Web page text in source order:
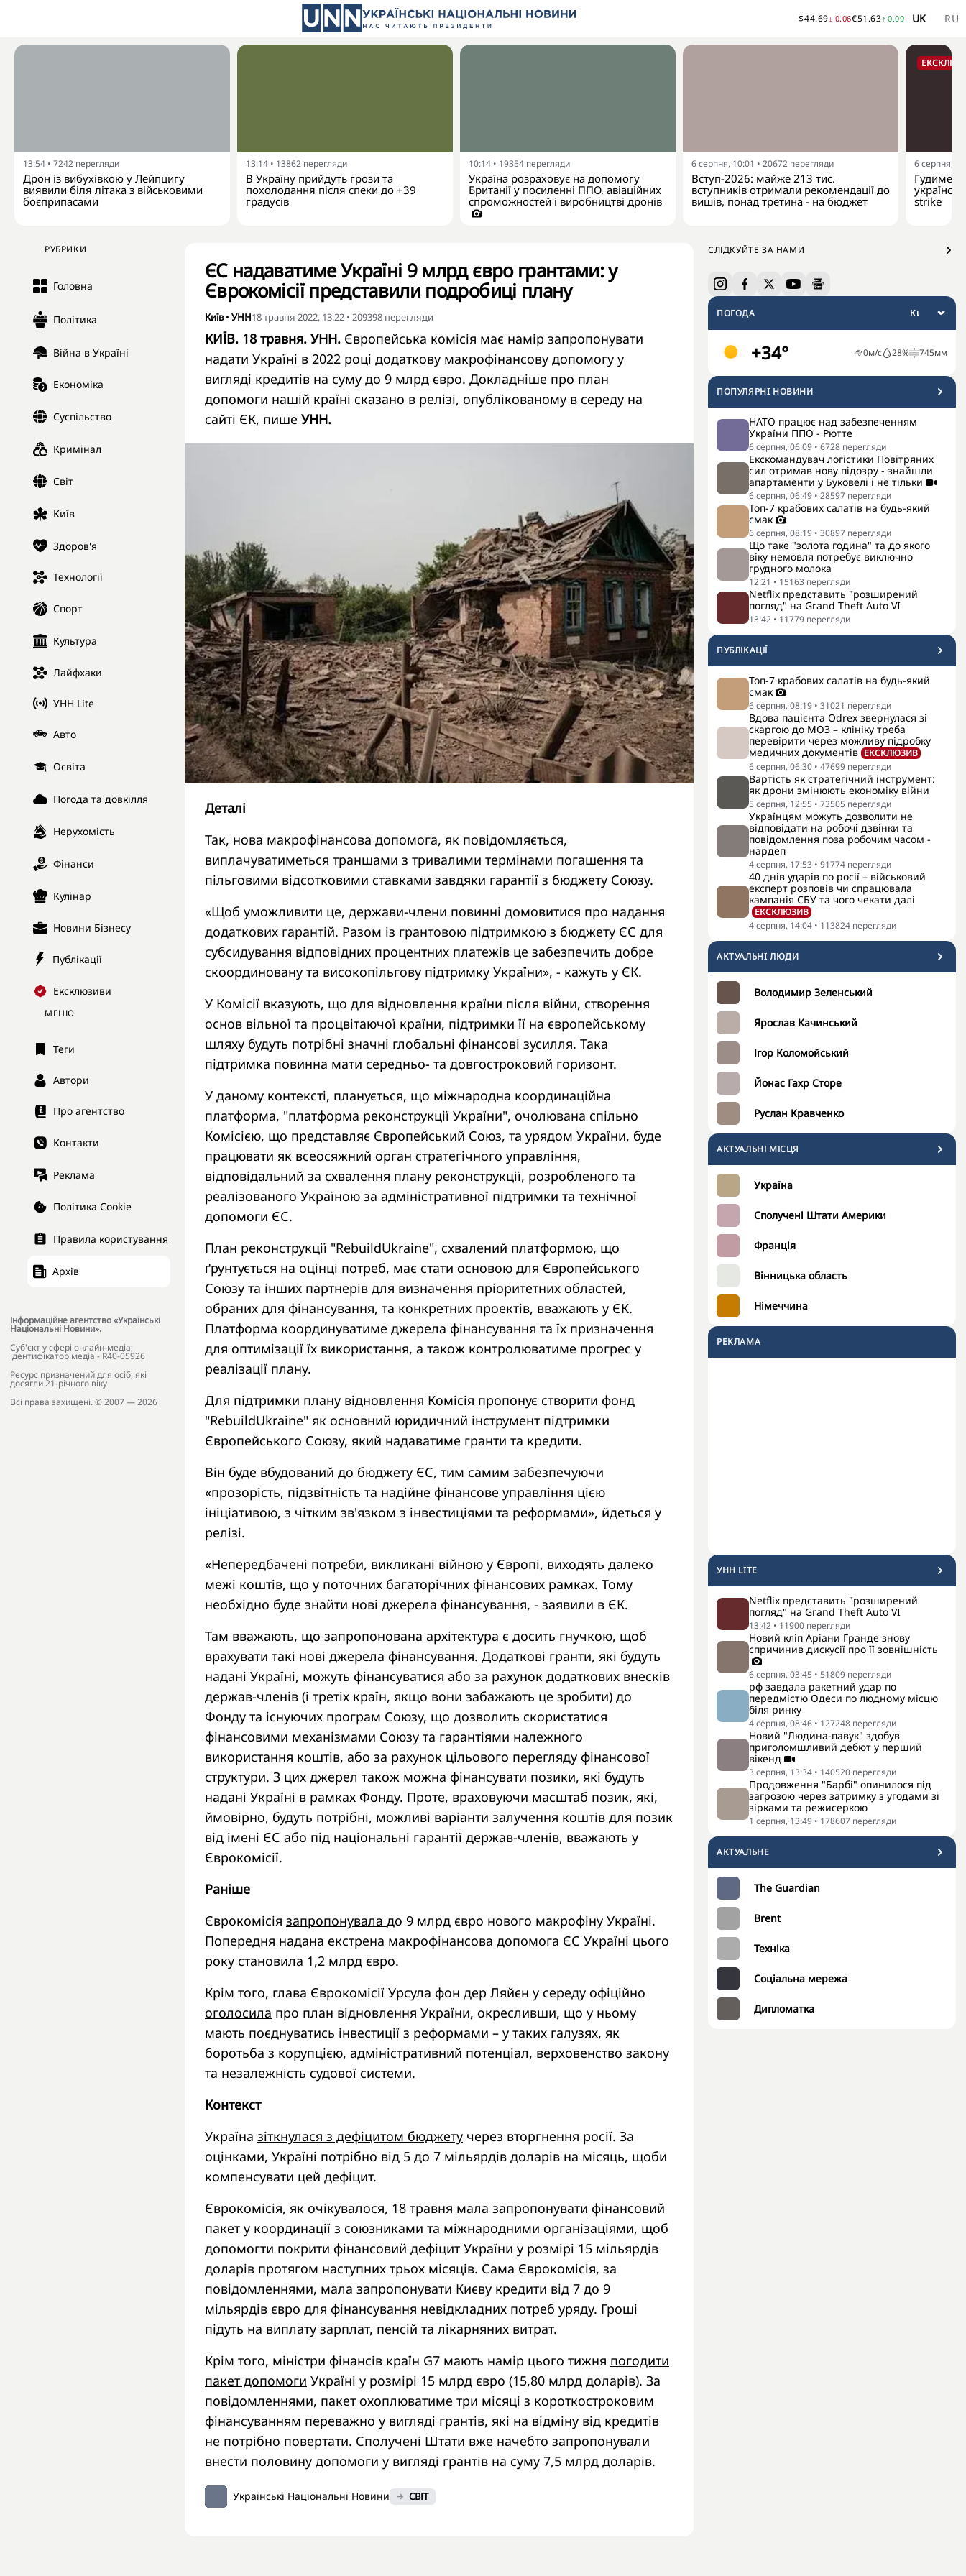
$44.69↓ 0.06€51.63↑ 0.09 UK RU
13:54 • 7242 перегляди
Дрон із вибухівкою у Лейпцигу
виявили біля літака з військовими
боєприпасами
13:14 • 13862 перегляди
В Україну прийдуть грози та
похолодання після спеки до +39
градусів
10:14 • 19354 перегляди
Україна розраховує на допомогу
Британії у посиленні ППО, авіаційних
спроможностей і виробництві дронів
6 серпня, 10:01 • 20672 перегляди
Вступ-2026: майже 213 тис.
вступників отримали рекомендації до
вишів, понад третина - на бюджет
6 серпня,
strike
РУБРИКИ
Головна
Політика
Війна в Україні
Економіка
Суспільство
Кримінал
Світ
Київ
Здоров'я
Технології
Спорт
Культура
Лайфхаки
УНН Lite
Авто
Освіта
Погода та довкілля
Нерухомість
Фінанси
Кулінар
Новини Бізнесу
Публікації
Ексклюзиви
МЕНЮ
Теги
Автори
Про агентство
Контакти
Реклама
Політика Cookie
Правила користування
Архів
Інформаційне агентство «Українські
Національні Новини».
Cуб'єкт у сфері онлайн-медіа;
ідентифікатор медіа - R40-05926
Ресурс призначений для осіб, які
досягли 21-річного віку
Всі права захищені. © 2007 — 2026
СЛІДКУЙТЕ ЗА НАМИ
ПОГОДА
+34° 0м/с 28% 745мм
ПОПУЛЯРНI НОВИНИ
НАТО працює над забезпеченням
України ППО - Рютте
6 серпня, 06:09 • 6728 перегляди
Екскомандувач логістики Повітряних
сил отримав нову підозру - знайшли
апартаменти у Буковелі і не тільки
6 серпня, 06:49 • 28597 перегляди
Топ-7 крабових салатів на будь-який
смак
6 серпня, 08:19 • 30897 перегляди
Що таке "золота година" та до якого
віку немовля потребує виключно
грудного молока
12:21 • 15163 перегляди
Netflix представить "розширений
погляд" на Grand Theft Auto VI
13:42 • 11779 перегляди
ПУБЛІКАЦІЇ
Топ-7 крабових салатів на будь-який
смак
6 серпня, 08:19 • 31021 перегляди
Вдова пацієнта Odrex звернулася зі
скаргою до МОЗ – клініку треба
перевірити через можливу підробку
медичних документів ЕКСКЛЮЗИВ
6 серпня, 06:30 • 47699 перегляди
Вартість як стратегічний інструмент:
як дрони змінюють економіку війни
5 серпня, 12:55 • 73505 перегляди
Українцям можуть дозволити не
відповідати на робочі дзвінки та
повідомлення поза робочим часом -
нардеп
4 серпня, 17:53 • 91774 перегляди
40 днів ударів по росії – військовий
експерт розповів чи спрацювала
кампанія СБУ та чого чекати далі
ЕКСКЛЮЗИВ
4 серпня, 14:04 • 113824 перегляди
АКТУАЛЬНI ЛЮДИ
Володимир Зеленський
Ярослав Качинський
Ігор Коломойський
Йонас Гахр Сторе
Руслан Кравченко
АКТУАЛЬНІ МІСЦЯ
Україна
Сполучені Штати Америки
Франція
Вінницька область
Німеччина
РЕКЛАМА
УНН LITE
Netflix представить "розширений
погляд" на Grand Theft Auto VI
13:42 • 11900 перегляди
Новий кліп Аріани Гранде знову
спричинив дискусії про її зовнішність
6 серпня, 03:45 • 51809 перегляди
рф завдала ракетний удар по
передмістю Одеси по людному місцю
біля ринку
4 серпня, 08:46 • 127248 перегляди
Новий "Людина-павук" здобув
приголомшливий дебют у перший
вікенд
3 серпня, 13:34 • 140520 перегляди
Продовження "Барбі" опинилося під
загрозою через затримку з угодами зі
зірками та режисеркою
1 серпня, 13:49 • 178607 перегляди
АКТУАЛЬНЕ
The Guardian
Brent
Техніка
Соціальна мережа
Дипломатка
ЄС надаватиме Україні 9 млрд євро грантами: у
Єврокомісії представили подробиці плану
Київ• УНН18 травня 2022, 13:22 • 209398 перегляди
КИЇВ. 18 травня. УНН. Європейська комісія має намір запропонувати
надати Україні в 2022 році додаткову макрофінансову допомогу у
вигляді кредитів на суму до 9 млрд євро. Докладніше про план
допомоги нашій країні сказано в релізі, опублікованому в середу на
сайті ЄК, пише УНН.
Деталі
Так, нова макрофінансова допомога, як повідомляється,
виплачуватиметься траншами з тривалими термінами погашення та
пільговими відсотковими ставками завдяки гарантії з бюджету Союзу.
«Щоб уможливити це, держави-члени повинні домовитися про надання
додаткових гарантій. Разом із грантовою підтримкою з бюджету ЄС для
субсидування відповідних процентних платежів це забезпечить добре
скоординовану та високопільгову підтримку України», - кажуть у ЄК.
У Комісії вказують, що для відновлення країни після війни, створення
основ вільної та процвітаючої країни, підтримки її на європейському
шляху будуть потрібні значні глобальні фінансові зусилля. Така
підтримка повинна мати середньо- та довгостроковий горизонт.
У даному контексті, планується, що міжнародна координаційна
платформа, "платформа реконструкції України", очолювана спільно
Комісією, що представляє Європейський Союз, та урядом України, буде
працювати як всеосяжний орган стратегічного управління,
відповідальний за схвалення плану реконструкції, розробленого та
реалізованого Україною за адміністративної підтримки та технічної
допомоги ЄС.
План реконструкції "RebuildUkraine", схвалений платформою, що
ґрунтується на оцінці потреб, має стати основою для Європейського
Союзу та інших партнерів для визначення пріоритетних областей,
обраних для фінансування, та конкретних проектів, вважають у ЄК.
Платформа координуватиме джерела фінансування та їх призначення
для оптимізації їх використання, а також контролюватиме прогрес у
реалізації плану.
Для підтримки плану відновлення Комісія пропонує створити фонд
"RebuildUkraine" як основний юридичний інструмент підтримки
Європейського Союзу, який надаватиме гранти та кредити.
Він буде вбудований до бюджету ЄС, тим самим забезпечуючи
«прозорість, підзвітність та надійне фінансове управління цією
ініціативою, з чітким зв'язком з інвестиціями та реформами», йдеться у
релізі.
«Непередбачені потреби, викликані війною у Європі, виходять далеко
межі коштів, що у поточних багаторічних фінансових рамках. Тому
необхідно буде знайти нові джерела фінансування, - заявили в ЄК.
Там вважають, що запропонована архітектура є досить гнучкою, щоб
врахувати такі нові джерела фінансування. Додаткові гранти, які будуть
надані Україні, можуть фінансуватися або за рахунок додаткових внесків
держав-членів (і третіх країн, якщо вони забажають це зробити) до
Фонду та існуючих програм Союзу, що дозволить скористатися
фінансовими механізмами Союзу та гарантіями належного
використання коштів, або за рахунок цільового перегляду фінансової
структури. З цих джерел також можна фінансувати позики, які будуть
надані Україні в рамках Фонду. Проте, враховуючи масштаб позик, які,
ймовірно, будуть потрібні, можливі варіанти залучення коштів для позик
від імені ЄС або під національні гарантії держав-членів, вважають у
Єврокомісії.
Раніше
Єврокомісія запропонувала до 9 млрд євро нового макрофіну Україні.
Попередня надана екстрена макрофінансова допомога ЄС Україні цього
року становила 1,2 млрд євро.
Крім того, глава Єврокомісії Урсула фон дер Ляйєн у середу офіційно
оголосила про план відновлення України, окресливши, що у ньому
мають поєднуватись інвестиції з реформами – у таких галузях, як
боротьба з корупцією, адміністративний потенціал, верховенство закону
та незалежність судової системи.
Контекст
Україна зіткнулася з дефіцитом бюджету через вторгнення росії. За
оцінками, Україні потрібно від 5 до 7 мільярдів доларів на місяць, щоби
компенсувати цей дефіцит.
Єврокомісія, як очікувалося, 18 травня мала запропонувати фінансовий
пакет у координації з союзниками та міжнародними організаціями, щоб
допомогти покрити фінансовий дефіцит України у розмірі 15 мільярдів
доларів протягом наступних трьох місяців. Сама Єврокомісія, за
повідомленнями, мала запропонувати Києву кредити від 7 до 9
мільярдів євро для фінансування невідкладних потреб уряду. Гроші
підуть на виплату зарплат, пенсій та лікарняних витрат.
Крім того, міністри фінансів країн G7 мають намір цього тижня погодити
пакет допомоги Україні у розмірі 15 млрд євро (15,80 млрд доларів). За
повідомленнями, пакет охоплюватиме три місяці з короткостроковим
фінансуванням переважно у вигляді грантів, які на відміну від кредитів
не потрібно повертати. Сполучені Штати вже начебто запропонували
внести половину допомоги у вигляді грантів на суму 7,5 млрд доларів.
Українські Національні Новини СВІТ